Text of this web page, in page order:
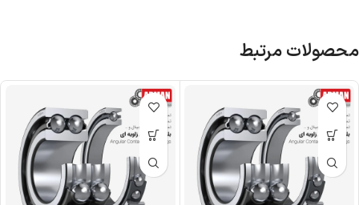
محصولات مرتبط